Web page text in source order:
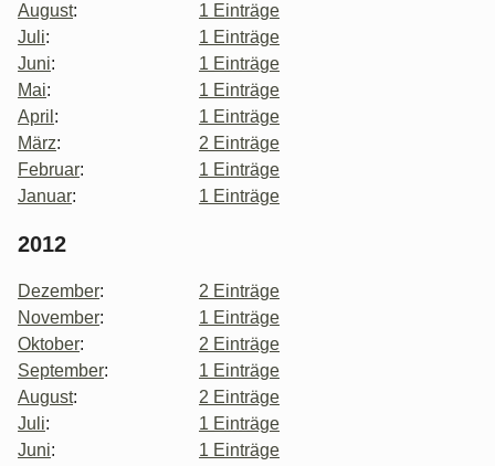
August:
1 Einträge
Juli:
1 Einträge
Juni:
1 Einträge
Mai:
1 Einträge
April :
1 Einträge
März:
2 Einträge
Februar:
1 Einträge
Januar: 1 Einträge
2012
Dezember:
2 Einträge
November:
1 Einträge
Oktober:
2 Einträge
September:
1 Einträge
August:
2 Einträge
Juli:
1 Einträge
Juni:
1 Einträge